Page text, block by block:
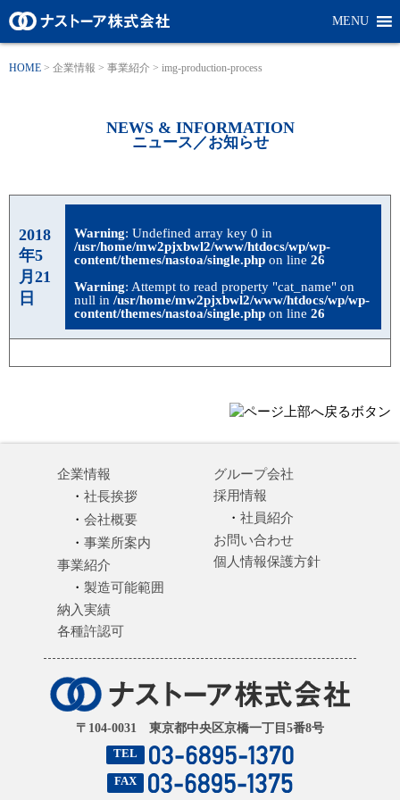
MENU
HOME > 企業情報 > 事業紹介 > img-production-process
NEWS & INFORMATION
ニュース／お知らせ
2018
年5
月21
日
Warning: Undefined array key 0 in
/usr/home/mw2pjxbwl2/www/htdocs/wp/wp-
content/themes/nastoa/single.php on line26
Warning: Attempt to read property "cat_name" on
null in/usr/home/mw2pjxbwl2/www/htdocs/wp/wp-
content/themes/nastoa/single.php on line26
〒104-0031 東京都中央区京橋一丁目5番8号
TEL
FAX
企業情報
社長挨拶
会社概要
事業所案内
事業紹介
製造可能範囲
納入実績
各種許認可
グループ会社
採用情報
社員紹介
お問い合わせ
個人情報保護方針